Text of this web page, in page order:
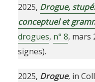
2025, Drogue,
conceptuel et
drogues, n° 8, mars
signes).
2025, Drogue, in